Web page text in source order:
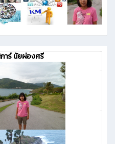
าร์ นัยผ่องศรี